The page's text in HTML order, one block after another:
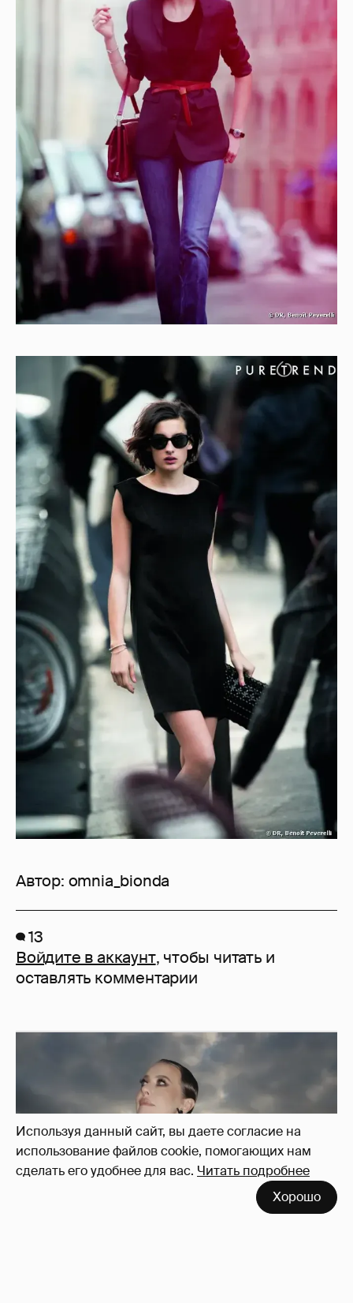
Используя данный сайт, вы даете согласие на
использование файлов cookie, помогающих нам
сделать его удобнее для вас. Читать подробнее
Хорошо
Автор: omnia_bionda
13
Войдите в аккаунт, чтобы читать и
оставлять комментарии